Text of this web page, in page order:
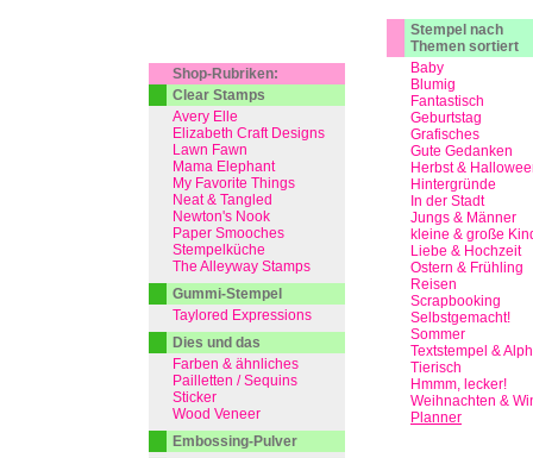
Stempel nach
Themen sortiert
Baby
Blumig
Fantastisch
Geburtstag
Grafisches
Gute Gedanken
Herbst &
Hintergründe
In der Stadt
Jungs & Männer
kleine & große
Liebe & Hochzeit
Ostern & Frühling
Reisen
Scrapbooking
Selbstgemacht!
Sommer
Textstempel &
Tierisch
Hmmm, lecker!
Weihnachten &
Planner
Shop-Rubriken:
Clear Stamps
Avery Elle
Elizabeth Craft Designs
Lawn Fawn
Mama Elephant
My Favorite Things
Neat & Tangled
Newton's Nook
Paper Smooches
Stempelküche
The Alleyway Stamps
Gummi-Stempel
Taylored Expressions
Dies und das
Farben & ähnliches
Pailletten / Sequins
Sticker
Wood Veneer
Embossing-Pulver